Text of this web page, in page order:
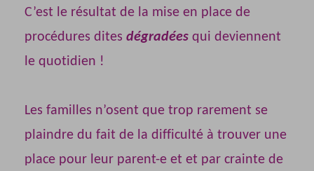
C’est le résultat de la mise en place de
procédures dites dégradées qui deviennent
le quotidien !
Les familles n’osent que trop rarement se
plaindre du fait de la difficulté à trouver une
place pour leur parent-e et et par crainte de